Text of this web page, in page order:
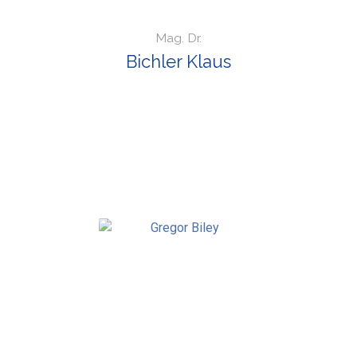
Mag. Dr.
Bichler Klaus